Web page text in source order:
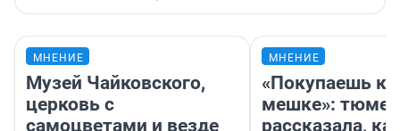
МНЕНИЕ
Музей Чайковского,
церковь с
самоцветами и везде
МНЕНИЕ
«Покупаешь
мешке»:
рассказала,